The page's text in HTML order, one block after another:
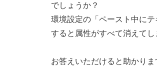
でしょうか？
環境設定の「ペースト中に
すると属性がすべて消えてし
お答えいただけると助かりま